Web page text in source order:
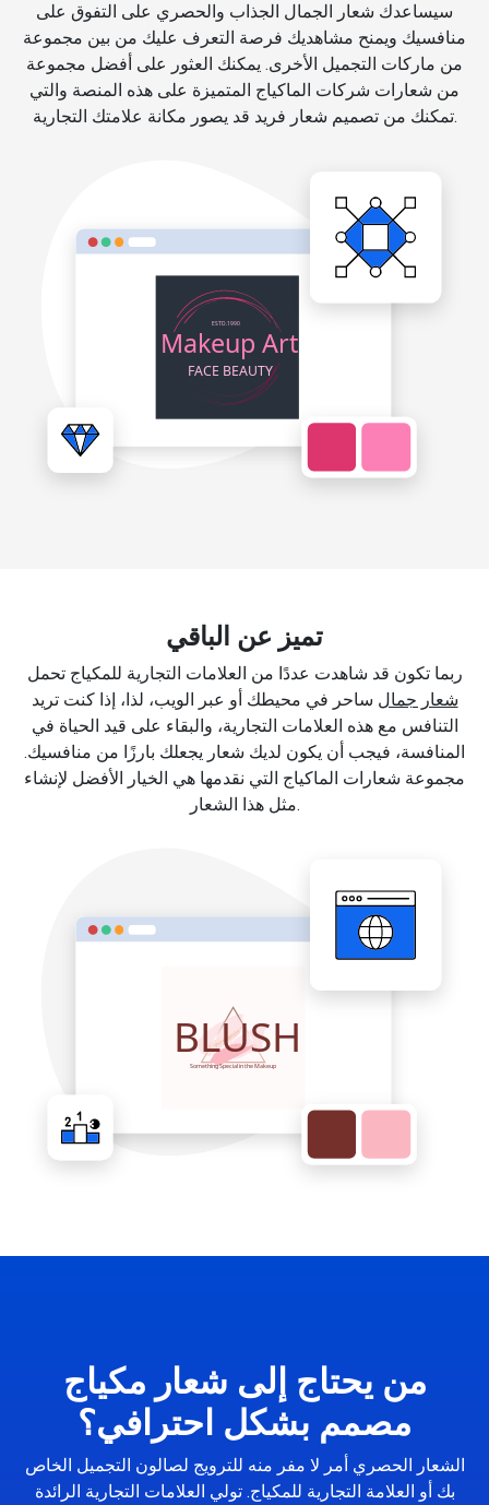
سيساعدك شعار الجمال الجذاب والحصري على التفوق على
منافسيك ويمنح مشاهديك فرصة التعرف عليك من بين مجموعة
من ماركات التجميل الأخرى. يمكنك العثور على أفضل مجموعة
من شعارات شركات الماكياج المتميزة على هذه المنصة والتي
تمكنك من تصميم شعار فريد قد يصور مكانة علامتك التجارية.
تميز عن الباقي
ربما تكون قد شاهدت عددًا من العلامات التجارية للمكياج تحمل
شعار جمال ساحر في محيطك أو عبر الويب، لذا، إذا كنت تريد
التنافس مع هذه العلامات التجارية، والبقاء على قيد الحياة في
المنافسة، فيجب أن يكون لديك شعار يجعلك بارزًا من منافسيك.
مجموعة شعارات الماكياج التي نقدمها هي الخيار الأفضل لإنشاء
مثل هذا الشعار.
من يحتاج إلى شعار مكياج
مصمم بشكل احترافي؟
الشعار الحصري أمر لا مفر منه للترويج لصالون التجميل الخاص
بك أو العلامة التجارية للمكياج. تولي العلامات التجارية الرائدة